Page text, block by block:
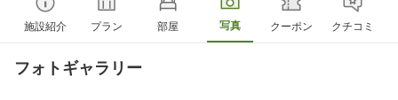
施設紹介 プラン 部屋 写真 クーポン クチコミ
フォトギャラリー